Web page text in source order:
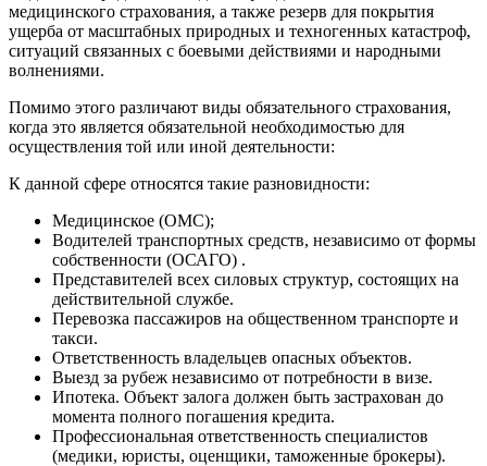
медицинского страхования, а также резерв для покрытия
ущерба от масштабных природных и техногенных катастроф,
ситуаций связанных с боевыми действиями и народными
волнениями.
Помимо этого различают виды обязательного страхования,
когда это является обязательной необходимостью для
осуществления той или иной деятельности:
К данной сфере относятся такие разновидности:
Медицинское (ОМС);
Водителей транспортных средств, независимо от формы
собственности (ОСАГО) .
Представителей всех силовых структур, состоящих на
действительной службе.
Перевозка пассажиров на общественном транспорте и
такси.
Ответственность владельцев опасных объектов.
Выезд за рубеж независимо от потребности в визе.
Ипотека. Объект залога должен быть застрахован до
момента полного погашения кредита.
Профессиональная ответственность специалистов
(медики, юристы, оценщики, таможенные брокеры).